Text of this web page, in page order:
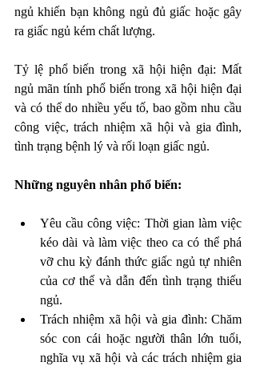
ngủ khiến bạn không ngủ đủ giấc hoặc gây
ra giấc ngủ kém chất lượng.
Tỷ lệ phổ biến trong xã hội hiện đại: Mất
ngủ mãn tính phổ biến trong xã hội hiện đại
và có thể do nhiều yếu tố, bao gồm nhu cầu
công việc, trách nhiệm xã hội và gia đình,
tình trạng bệnh lý và rối loạn giấc ngủ.
Những nguyên nhân phổ biến:
Yêu cầu công việc: Thời gian làm việc
kéo dài và làm việc theo ca có thể phá
vỡ chu kỳ đánh thức giấc ngủ tự nhiên
của cơ thể và dẫn đến tình trạng thiếu
ngủ.
Trách nhiệm xã hội và gia đình: Chăm
sóc con cái hoặc người thân lớn tuổi,
nghĩa vụ xã hội và các trách nhiệm gia